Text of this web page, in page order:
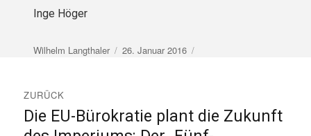
Inge Höger
Autor
Wilhelm Langthaler
Veröffentlicht
26. Januar 2016
ZURÜCK
Vorheriger
Die EU-Bürokratie plant die Zukunft